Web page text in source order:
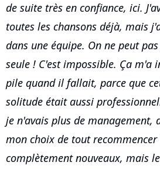
de suite très en confiance, ici.
toutes les chansons déjà, mais
dans une équipe. On ne peut
seule ! C'est impossible. Ça m'a
pile quand il fallait, parce que
solitude était aussi
je n'avais plus de management,
mon choix de tout recommencer
complètement nouveaux, mais